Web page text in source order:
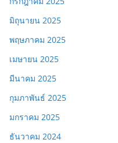
มิถุนายน 2025
พฤษภาคม 2025
เมษายน 2025
มีนาคม 2025
กุมภาพันธ์ 2025
มกราคม 2025
ธันวาคม 2024